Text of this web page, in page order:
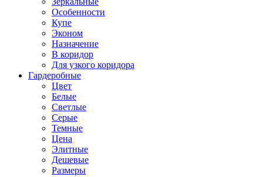
Особенности
Купе
Эконом
Назначение
В коридор
Для узкого коридора
Гардеробные
Цвет
Белые
Светлые
Серые
Темные
Цена
Элитные
Дешевые
Размеры